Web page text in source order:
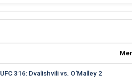
UFC 316: Dvalishvili vs. O'Malley 2